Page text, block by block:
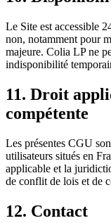
Le Site est accessible
non, notamment pour
majeure. Colia LP ne
indisponibilité
11. Droit
compétente
Les présentes CGU
utilisateurs situés en
applicable et la
de conflit de lois et de
12. Contact